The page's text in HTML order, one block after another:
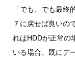
「でも、でも最
７に戻せば良いの
れはHDDが正常の
いる場合、既にデ